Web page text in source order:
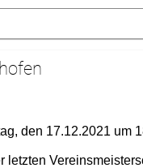
den 17.12.2021 um
letzten